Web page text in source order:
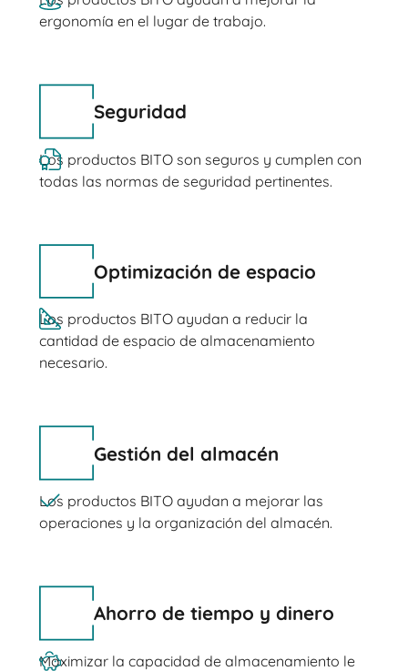
ergonomía en el lugar de trabajo.
Seguridad
Los productos BITO son seguros y cumplen con
todas las normas de seguridad pertinentes.
Optimización de espacio
Los productos BITO ayudan a reducir la
cantidad de espacio de almacenamiento
necesario.
Gestión del almacén
Los productos BITO ayudan a mejorar las
operaciones y la organización del almacén.
Ahorro de tiempo y dinero
Maximizar la capacidad de almacenamiento le